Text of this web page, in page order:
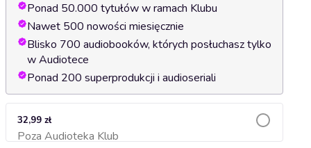
Ponad 50.000 tytułów w ramach Klubu
Nawet 500 nowości miesięcznie
Blisko 700 audiobooków, których posłuchasz tylko
w Audiotece
Ponad 200 superprodukcji i audioseriali
32,99 zł
Poza Audioteka KlubDodaj do koszyka